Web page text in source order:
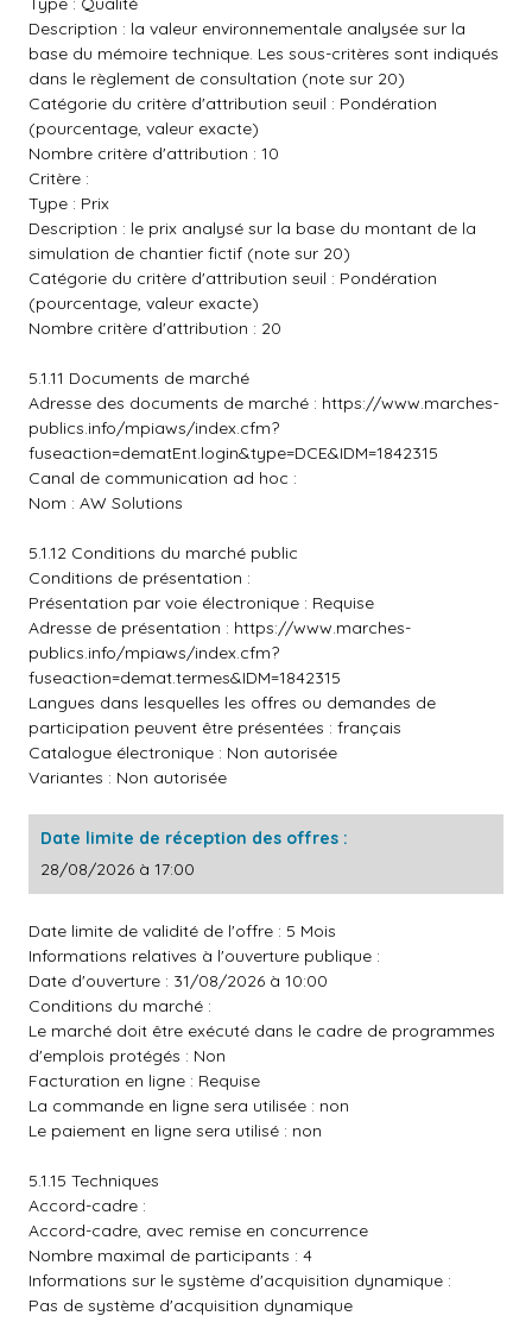
Description : la valeur environnementale analysée sur la
base du mémoire technique. Les sous-critères sont indiqués
dans le règlement de consultation (note sur 20)
Catégorie du critère d'attribution seuil : Pondération
(pourcentage, valeur exacte)
Nombre critère d'attribution : 10
Critère :
Type : Prix
Description : le prix analysé sur la base du montant de la
simulation de chantier fictif (note sur 20)
Catégorie du critère d'attribution seuil : Pondération
(pourcentage, valeur exacte)
Nombre critère d'attribution : 20
5.1.11 Documents de marché
Adresse des documents de marché : https://www.marches-
publics.info/mpiaws/index.cfm?
fuseaction=dematEnt.login&type=DCE&IDM=1842315
Canal de communication ad hoc :
Nom : AW Solutions
5.1.12 Conditions du marché public
Conditions de présentation :
Présentation par voie électronique : Requise
Adresse de présentation : https://www.marches-
publics.info/mpiaws/index.cfm?
fuseaction=demat.termes&IDM=1842315
Langues dans lesquelles les offres ou demandes de
participation peuvent être présentées : français
Catalogue électronique : Non autorisée
Variantes : Non autorisée
Date limite de réception des offres :
28/08/2026 à 17:00
Date limite de validité de l'offre : 5 Mois
Informations relatives à l'ouverture publique :
Date d'ouverture : 31/08/2026 à 10:00
Conditions du marché :
Le marché doit être exécuté dans le cadre de programmes
d'emplois protégés : Non
Facturation en ligne : Requise
La commande en ligne sera utilisée : non
Le paiement en ligne sera utilisé : non
5.1.15 Techniques
Accord-cadre :
Accord-cadre, avec remise en concurrence
Nombre maximal de participants : 4
Informations sur le système d'acquisition dynamique :
Pas de système d'acquisition dynamique